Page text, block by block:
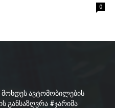
0
ავტომობილების
განსაზღვრა #ჯარიმა